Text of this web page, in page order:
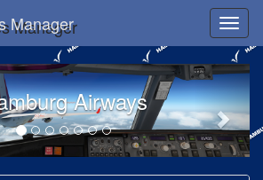
Manager
Airways